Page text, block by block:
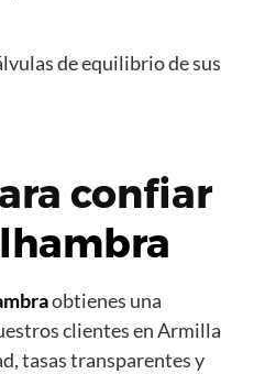
de equilibrio de sus
confiar
obtienes una
clientes en Armilla
tasas transparentes y